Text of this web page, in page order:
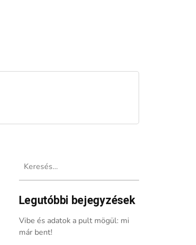
Legutóbbi bejegyzések
Vibe és adatok a pult mögül: mi
már bent!